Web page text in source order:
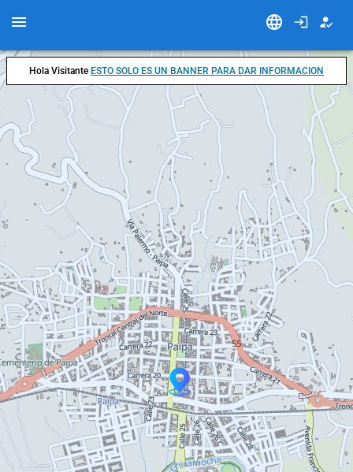
Hola Visitante ESTO SOLO ES UN BANNER PARA DAR INFORMACION